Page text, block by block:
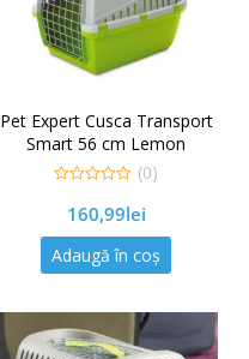
Pet Expert Cusca Transport
Smart 56 cm Lemon
out
5
(0)
160,99lei
Adaugă în coș